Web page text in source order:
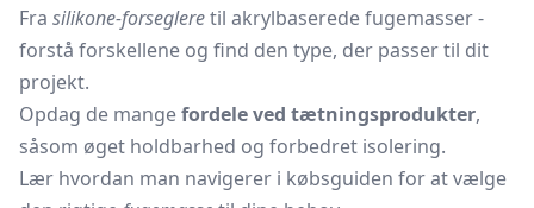
Fra silikone-forsegleretil akrylbaserede fugemasser -
forstå forskellene og find den type, der passer til dit
projekt.
Opdag de mangefordele ved tætningsprodukter,
såsom øget holdbarhed og forbedret isolering.
Lær hvordan man navigerer i købsguiden for at vælge